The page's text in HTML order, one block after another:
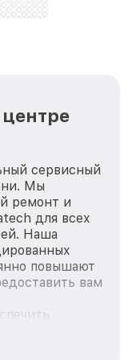
сервисный
Мы
ремонт и
для всех
Наша
повышают
вам
для
Infratech,